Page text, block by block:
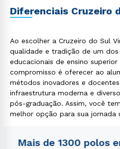
Diferenciais Cruzeiro
Ao escolher a Cruzeiro do Sul
qualidade e tradição de um dos
educacionais de ensino
compromisso é oferecer ao
métodos inovadores e
infraestrutura moderna e
pós-graduação. Assim, você
melhor opção para sua jornada
Mais de 1300 polos
ou
envio de conteúdos da